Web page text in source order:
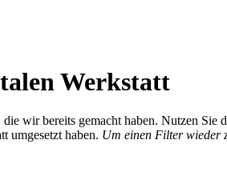
Werkstatt
wir bereits gemacht haben. Nutzen
umgesetzt haben. Um einen Filter wieder